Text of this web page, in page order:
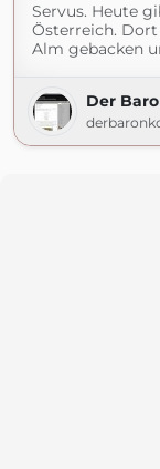
Servus. Heute
Österreich.
Alm gebacken
Der